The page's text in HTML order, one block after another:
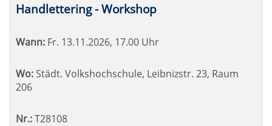
Handlettering - Workshop
Wann: Fr. 13.11.2026, 17.00 Uhr
Wo: Städt. Volkshochschule, Leibnizstr. 23, Raum
206
Nr.:T28108